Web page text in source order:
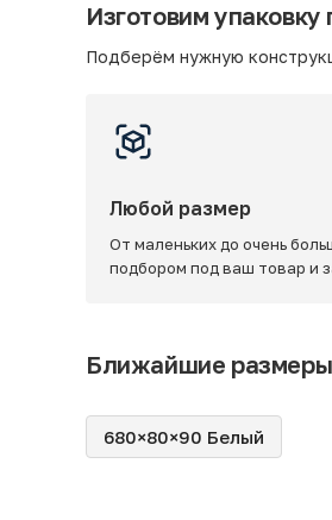
Изготовим
Подберём нужную
Любой размер
От маленьких до очень
подбором под ваш товар и
Ближайшие размеры
680×80×90 Белый